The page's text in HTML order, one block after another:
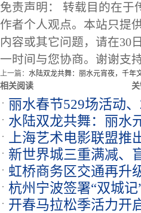
免责声明： 转载目的在于
作者个人观点。本站只提
内容或其它问题，请在30
一时间与您协商。谢谢支持
上一篇： 水陆双龙共舞：丽水元宵夜，千年
相关阅读 关
丽水春节529场活动
感水陆双龙共舞：丽水
上海艺术电影联盟
新世界城三重满减、
虹桥商务区交通再升
环路
杭州宁波签署“双城
开春马拉松季活力开